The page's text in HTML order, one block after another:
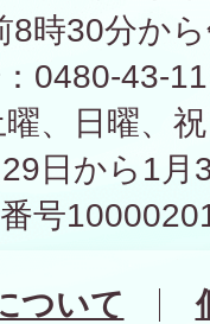
8時30分か
0480-43-
、日曜、
29日から1
号
ついて